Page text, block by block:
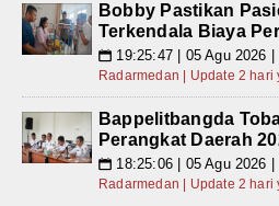
Bobby Pastikan
Terkendala Biaya
📅 19:25:47 | 05 Agu 2026
Radarmedan | Update 2 hari
Bappelitbangda
Perangkat Daerah
📅 18:25:06 | 05 Agu 2026
Radarmedan | Update 2 hari